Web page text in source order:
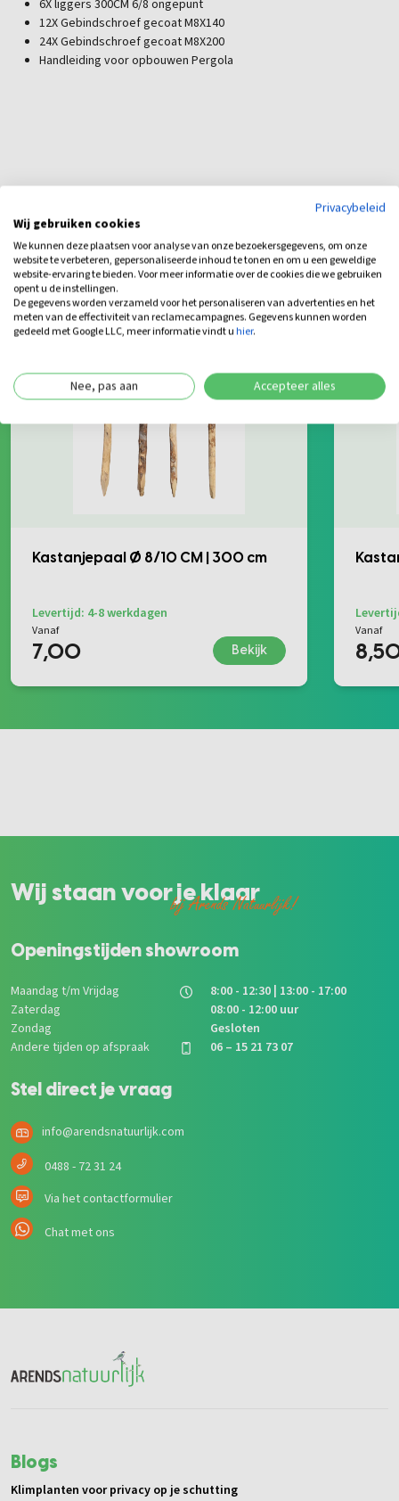
6X liggers 300CM 6/8 ongepunt
12X Gebindschroef gecoat M8X140
24X Gebindschroef gecoat M8X200
Handleiding voor opbouwen Pergola
Bijbehorende producten
Populair
Kastanjepaal Ø 8/10 CM | 300 cm
Levertijd: 4-8 werkdagen
Vanaf
7,00 Bekijk
Vanaf
Wij staan voor je klaar
bij Arends Natuurlijk!
Openingstijden showroom
Maandag t/m Vrijdag
8:00 - 12:30 | 13:00 - 17:00
Zaterdag
08:00 - 12:00 uur
Zondag
Gesloten
Andere tijden op afspraak
06 – 15 21 73 07
Stel direct je vraag
info@arendsnatuurlijk.com
0488 - 72 31 24
Via het contactformulier
Chat met ons
Blogs
Klimplanten voor privacy op je schutting
Privacybeleid
Wij gebruiken cookies
We kunnen deze plaatsen voor analyse van onze bezoekersgegevens, om onze
website te verbeteren, gepersonaliseerde inhoud te tonen en om u een geweldige
website-ervaring te bieden. Voor meer informatie over de cookies die we gebruiken
opent u de instellingen.
De gegevens worden verzameld voor het personaliseren van advertenties en het
meten van de effectiviteit van reclamecampagnes. Gegevens kunnen worden
gedeeld met Google LLC, meer informatie vindt uhier.
Nee, pas aan Accepteer alles